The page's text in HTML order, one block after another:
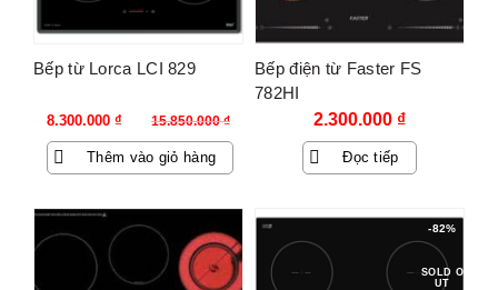
Bếp từ Lorca LCI 829
15.850.000₫
Giá
gốc
là:
8.300.000 ₫
Giá
hiện
tại
Thêm vào giỏ hàng
Bếp điện từ Faster FS
782HI
2.300.000 ₫
Đọc tiếp
-82%
SOLD O
UT